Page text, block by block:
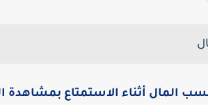
المال أثناء الاستمتاع بمشاهدة